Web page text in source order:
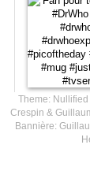
Theme:
Crespin &
Bannière: